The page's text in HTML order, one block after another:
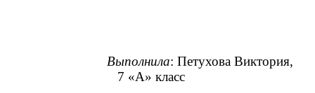
Выполнила: Петухова Виктория,
7 «А» класс